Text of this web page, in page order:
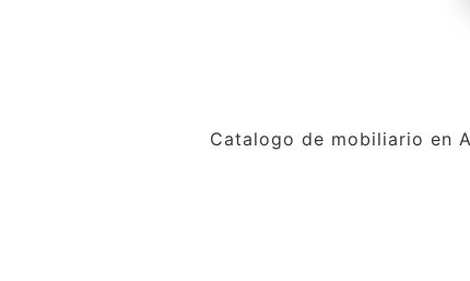
Catalogo de mobiliario en